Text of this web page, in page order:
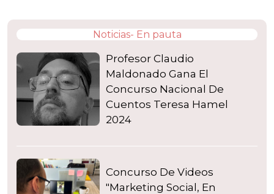
Noticias- En pauta
Profesor Claudio
Maldonado Gana El
Concurso Nacional De
Cuentos Teresa Hamel
2024
Concurso De Videos
"Marketing Social, En